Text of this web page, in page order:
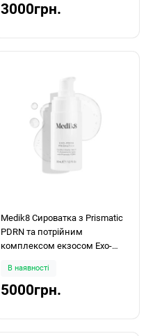
3000грн.
Medik8 Сироватка з Prismatic
PDRN та потрійним
комплексом екзосом Exo-
В наявності
5000грн.